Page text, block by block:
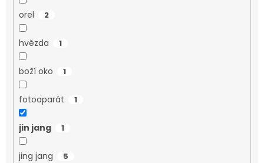
orel 2
hvězda 1
boží oko 1
fotoaparát 1
jin jang 1
jing jang 5